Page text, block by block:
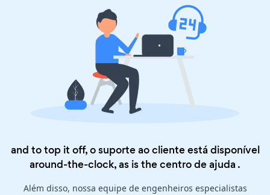
and to top it off, o suporte ao cliente está disponível
around-the-clock, as is thecentro de ajuda .
Além disso, nossa equipe de engenheiros especialistas